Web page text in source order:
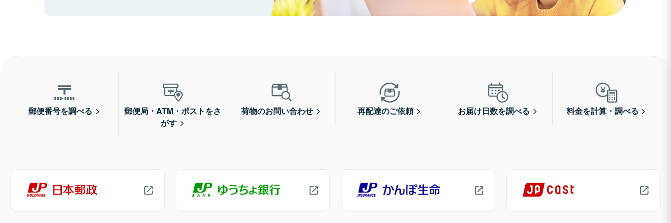
郵便番号を調べる
郵便局・ATM・ポストをさ
がす
荷物のお問い合わせ 再配達のご依頼 お届け日数を調べる 料金を計算・調べる